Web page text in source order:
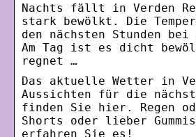
Nachts fällt in Verden
stark bewölkt. Die
den nächsten Stunden bei
Am Tag ist es dicht
regnet …
Das aktuelle Wetter in
Aussichten für die
finden Sie hier. Regen
Shorts oder lieber
erfahren Sie es!